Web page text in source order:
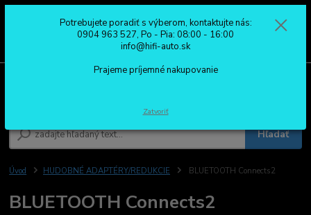
Hľadať
0904 963 527
Po - Pia: 08:00 - 16:00
Úvod HUDOBNÉ ADAPTÉRY/REDUKCIE BLUETOOTH Connects2
BLUETOOTH Connects2
Potrebujete poradiť s výberom, kontaktujte nás:
0904 963 527, Po - Pia: 08:00 - 16:00
info@hifi-auto.sk
Prajeme príjemné nakupovanie
Zatvoriť